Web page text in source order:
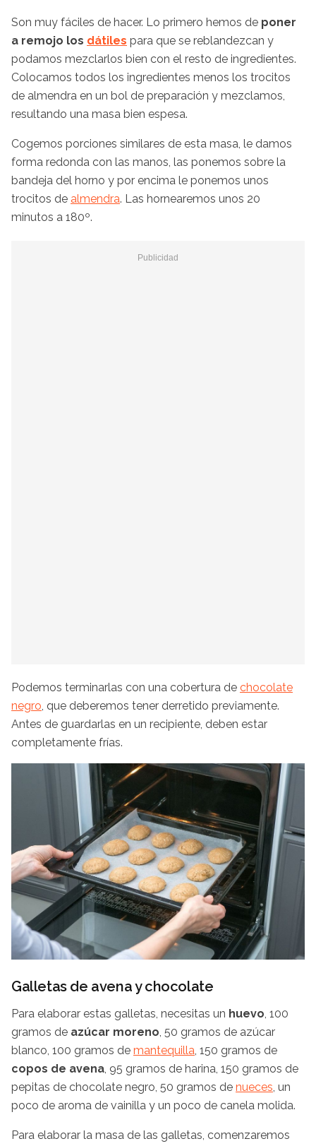
Son muy fáciles de hacer. Lo primero hemos de poner
a remojo los dátiles para que se reblandezcan y
podamos mezclarlos bien con el resto de ingredientes.
Colocamos todos los ingredientes menos los trocitos
de almendra en un bol de preparación y mezclamos,
resultando una masa bien espesa.
Cogemos porciones similares de esta masa, le damos
forma redonda con las manos, las ponemos sobre la
bandeja del horno y por encima le ponemos unos
trocitos de almendra. Las hornearemos unos 20
minutos a 180º.
Podemos terminarlas con una cobertura de chocolate
negro, que deberemos tener derretido previamente.
Antes de guardarlas en un recipiente, deben estar
completamente frías.
Galletas de avena y chocolate
Para elaborar estas galletas, necesitas un huevo, 100
gramos de azúcar moreno, 50 gramos de azúcar
blanco, 100 gramos de mantequilla, 150 gramos de
copos de avena, 95 gramos de harina, 150 gramos de
pepitas de chocolate negro, 50 gramos de nueces, un
poco de aroma de vainilla y un poco de canela molida.
Para elaborar la masa de las galletas, comenzaremos